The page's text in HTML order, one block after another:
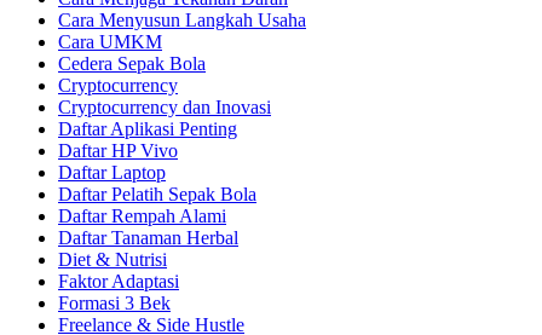
Cara Menyusun Langkah Usaha
Cara UMKM
Cedera Sepak Bola
Cryptocurrency
Cryptocurrency dan Inovasi
Daftar Aplikasi Penting
Daftar HP Vivo
Daftar Laptop
Daftar Pelatih Sepak Bola
Daftar Rempah Alami
Daftar Tanaman Herbal
Diet & Nutrisi
Faktor Adaptasi
Formasi 3 Bek
Freelance & Side Hustle